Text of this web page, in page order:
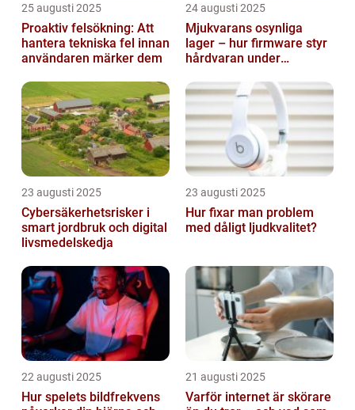
25 augusti 2025
Proaktiv felsökning: Att
hantera tekniska fel innan
användaren märker dem
24 augusti 2025
Mjukvarans osynliga
lager – hur firmware styr
hårdvaran under
23 augusti 2025
Cybersäkerhetsrisker i
smart jordbruk och digital
livsmedelskedja
23 augusti 2025
Hur fixar man problem
med dåligt ljudkvalitet?
22 augusti 2025
Hur spelets bildfrekvens
21 augusti 2025
Varför internet är skörare